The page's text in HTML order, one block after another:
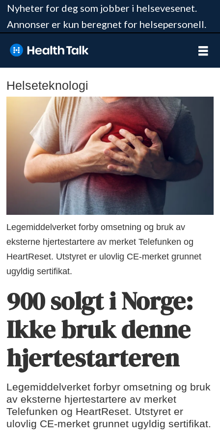
Nyheter for deg som jobber i helsevesenet.
Annonser er kun beregnet for helsepersonell.
Helseteknologi
Legemiddelverket forby omsetning og bruk av
eksterne hjertestartere av merket Telefunken og
HeartReset. Utstyret er ulovlig CE-merket grunnet
ugyldig sertifikat.
900 solgt i Norge:
Ikke bruk denne
hjertestarteren
Legemiddelverket forbyr omsetning og bruk
av eksterne hjertestartere av merket
Telefunken og HeartReset. Utstyret er
ulovlig CE-merket grunnet ugyldig sertifikat.